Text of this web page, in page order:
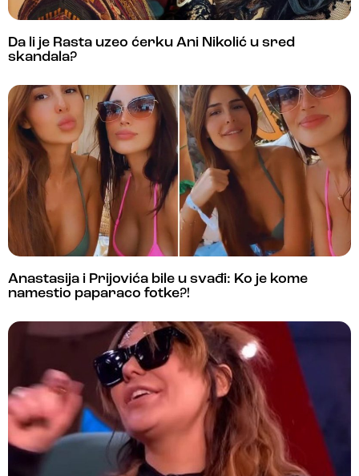
Da li je Rasta uzeo ćerku Ani Nikolić u sred
skandala?
Anastasija i Prijovića bile u svađi: Ko je kome
namestio paparaco fotke?!